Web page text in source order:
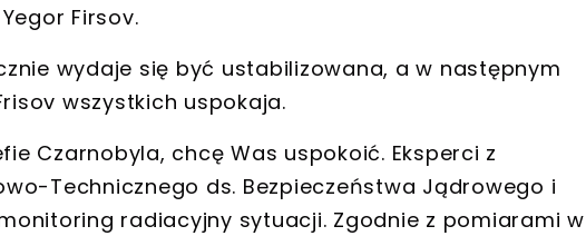
Firsov.
wydaje się być ustabilizowana, a w następnym
wszystkich uspokaja.
Czarnobyla, chcę Was uspokoić. Eksperci z
Technicznego ds. Bezpieczeństwa Jądrowego i
radiacyjny sytuacji. Zgodnie z pomiarami w